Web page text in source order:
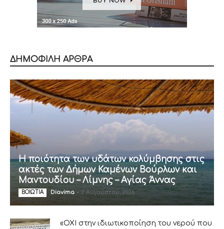
ΔΗΜΟΦΙΛΗ ΑΡΘΡΑ
Η ποιότητα των υδάτων κολύμβησης στις
ακτές των Δήμων Καμένων Βούρλων και
Μαντουδίου – Λίμνης – Αγίας Άννας
ΒΟΙΩΤΙΑ Diavima - 2 Αυγούστου, 2026
«ΟΧΙ στην ιδιωτικοποίηση του νερού που